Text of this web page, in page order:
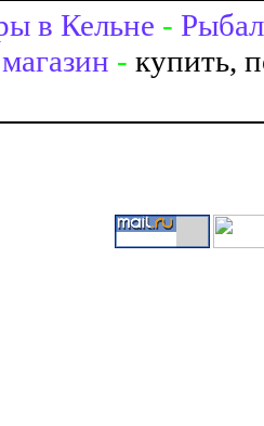
в Кельне -
- купить,